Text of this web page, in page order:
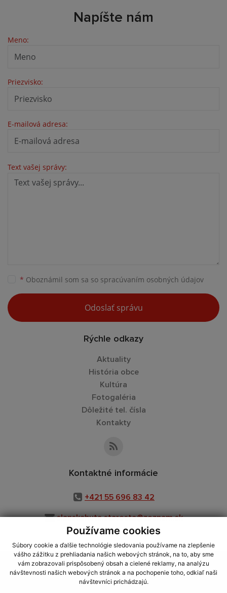
Používame cookies
Súbory cookie a ďalšie technológie sledovania používame na zlepšenie
vášho zážitku z prehliadania našich webových stránok, na to, aby sme
vám zobrazovali prispôsobený obsah a cielené reklamy, na analýzu
návštevnosti našich webových stránok a na pochopenie toho, odkiaľ naši
návštevníci prichádzajú.
Napíšte nám
Meno:
Priezvisko:
E-mailová adresa:
Text vašej správy:
* Oboznámil som sa so spracúvaním osobných údajov
Odoslať správu
Rýchle odkazy
Aktuality
História obce
Kultúra
Fotogaléria
Dôležité tel. čísla
Kontakty
Kontaktné informácie
+421 55 696 83 42
slanskahuta.starosta@zoznam.sk
využite možnosť získavania aktuálnych informácií s využitím RSS
CMS systém (redakčný) systém ECHELON 2,Mapa stránok,web portál
webex.digital, s.r.o.,domény,registrácia domény